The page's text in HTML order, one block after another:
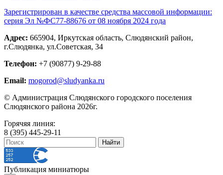
Зарегистрирован в качестве средства массовой информации:
серия Эл №ФС77-88676 от 08 ноября 2024 года
Адрес: 665904, Иркутская область, Слюдянский район,
г.Слюдянка, ул.Советская, 34
Телефон: +7 (90877) 9-29-88
Email: mogorod@sludyanka.ru
© Администрация Слюдянского городского поселения
Слюдянского района 2026г.
Горячяя линия:
8 (395) 445-29-11
Публикация миниатюры